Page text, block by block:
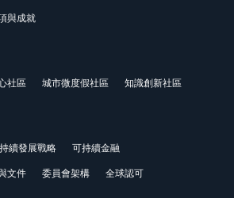
與成就
社區 城市微度假社區 知識創新社區
續發展戰略 可持續金融
文件 委員會架構 全球認可